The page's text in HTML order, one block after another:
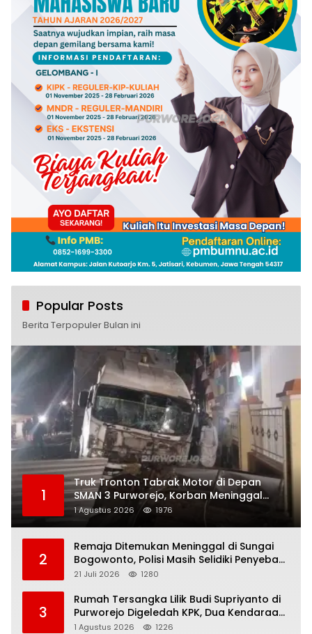
Popular Posts
Berita Terpopuler Bulan ini
1
Truk Tronton Tabrak Motor di Depan
SMAN 3 Purworejo, Korban Meninggal
Dunia, Polisi Masih Selidiki Penyebab
1 Agustus 2026 1976
2
Remaja Ditemukan Meninggal di Sungai
Bogowonto, Polisi Masih Selidiki Penyebab
Kematian
21 Juli 2026 1280
3
Rumah Tersangka Lilik Budi Supriyanto di
Purworejo Digeledah KPK, Dua Kendaraan
Diamankan
1 Agustus 2026 1226